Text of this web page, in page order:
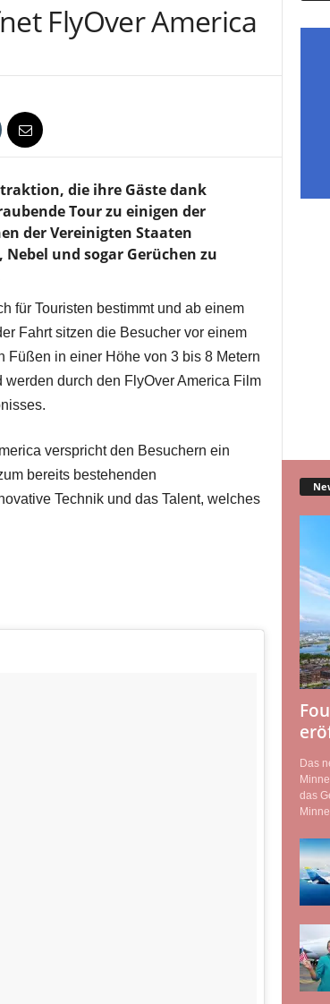
FlyOver America
die ihre Gäste dank
Tour zu einigen der
der Vereinigten Staaten
und sogar Gerüchen zu
für Touristen bestimmt und ab einem
Fahrt sitzen die Besucher vor einem
Füßen in einer Höhe von 3 bis 8 Metern
durch den FlyOver America Film
verspricht den Besuchern ein
bereits bestehenden
Technik und das Talent, welches
Das
das